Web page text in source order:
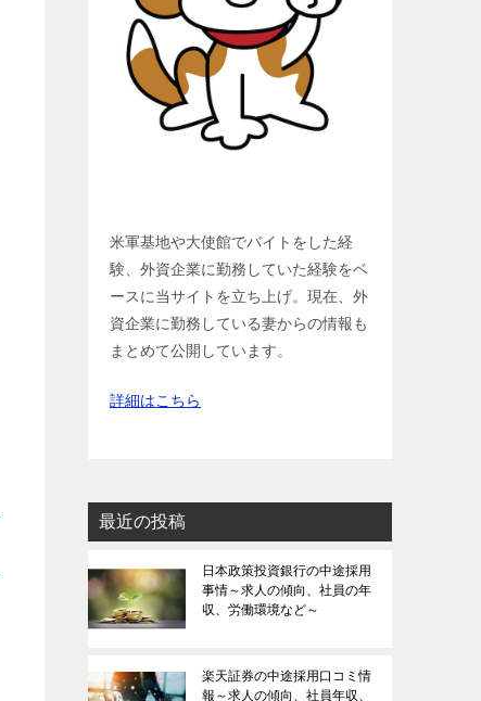
米軍基地や大使館でバイトをした経
験、外資企業に勤務していた経験をベ
ースに当サイトを立ち上げ。現在、外
資企業に勤務している妻からの情報も
まとめて公開しています。
詳細はこちら
最近の投稿
日本政策投資銀行の中途採用
事情～求人の傾向、社員の年
収、労働環境など～
楽天証券の中途採用口コミ情
報～求人の傾向、社員年収、